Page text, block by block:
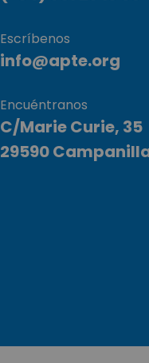
Escríbenos
info@apte.org
Encuéntranos
C/Marie Curie, 35
29590